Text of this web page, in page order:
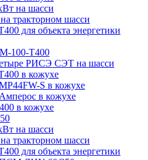
на шасси
тракторном шасси
для объекта энергетики
100-Т400
РИСЭ СЭТ на шасси
в кожухе
S в кожухе
в кожухе
в кожухе
на шасси
тракторном шасси
для объекта энергетики